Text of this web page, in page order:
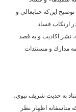
متن زير را با توضيح اين‌که جنابعالي و
ارتکاب فساد
نشر اکاذيب و به قصد
مدارك و مستندات
به حديث شريف نبوي،
اظهار نظر